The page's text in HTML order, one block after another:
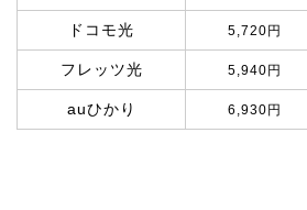
ドコモ光 5,720円
フレッツ光 5,940円
auひかり 6,930円